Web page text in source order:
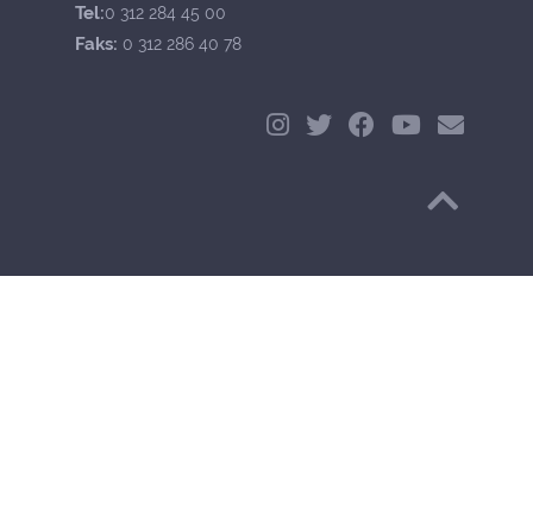
Tel:0 312 284 45 00
Faks: 0 312 286 40 78